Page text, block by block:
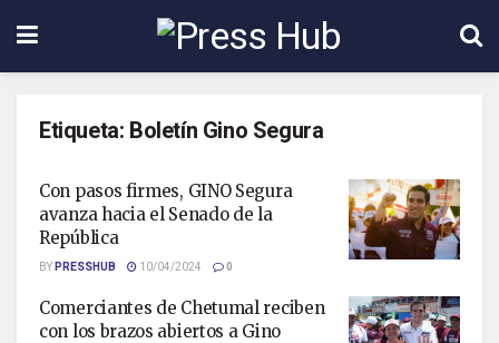
Etiqueta: Boletín Gino Segura
Con pasos firmes, GINO Segura
avanza hacia el Senado de la
República
BYPRESSHUB 10/04/2024 0
Comerciantes de Chetumal reciben
con los brazos abiertos a Gino